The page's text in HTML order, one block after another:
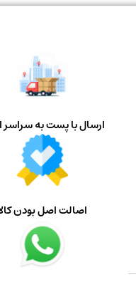
ارسال با پست به سراسر
اصالت اصل بودن